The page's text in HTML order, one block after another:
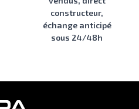
constructeur,
échange anticipé
sous 24/48h